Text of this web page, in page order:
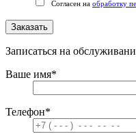
Согласен на обработку
Заказать
Записаться на
Ваше имя*
Телефон*